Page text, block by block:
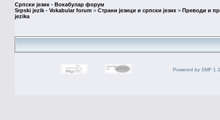
Српски језик - Вокабулар форум
Srpski jezik - Vokabular forum > Страни језици и српски језик > Преводи и
jezika
Powered by SMF